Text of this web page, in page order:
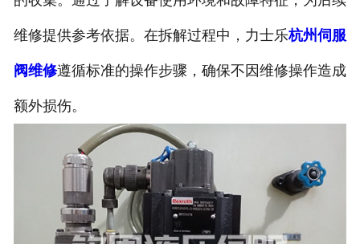
维修提供参考依据。在拆解过程中，力士乐杭州伺服
阀维修遵循标准的操作步骤，确保不因维修操作造成
额外损伤。